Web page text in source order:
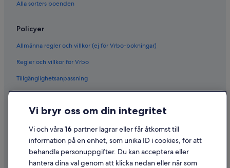
Alla sorters boenden
Policyer
Allmänna regler och villkor (ej för Vrbo-bokningar)
Regler och villkor för Vrbo
Tillgänglighetsanpassning
Cookies
Användarvillkor
Juridisk information/Kontakta oss
Riktlinjer för innehåll och anmäla innehåll
Vi bryr oss om din integritet
Vi och våra16 partner lagrar eller får åtkomst till
information på en enhet, som unika ID i cookies, för att
behandla personuppgifter. Du kan acceptera eller
hantera dina val genom att klicka nedan eller när som